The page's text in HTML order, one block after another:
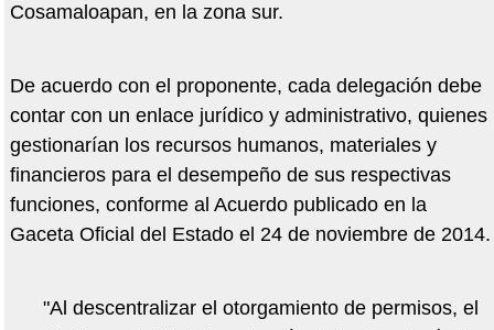
Cosamaloapan, en la zona sur.
De acuerdo con el proponente, cada delegación debe
contar con un enlace jurídico y administrativo, quienes
gestionarían los recursos humanos, materiales y
financieros para el desempeño de sus respectivas
funciones, conforme al Acuerdo publicado en la
Gaceta Oficial del Estado el 24 de noviembre de 2014.
"Al descentralizar el otorgamiento de permisos, el